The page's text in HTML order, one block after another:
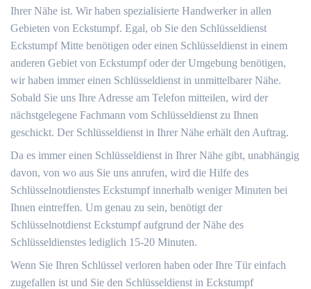
Ihrer Nähe ist. Wir haben spezialisierte Handwerker in allen
Gebieten von Eckstumpf. Egal, ob Sie den Schlüsseldienst
Eckstumpf Mitte benötigen oder einen Schlüsseldienst in einem
anderen Gebiet von Eckstumpf oder der Umgebung benötigen,
wir haben immer einen Schlüsseldienst in unmittelbarer Nähe.
Sobald Sie uns Ihre Adresse am Telefon mitteilen, wird der
nächstgelegene Fachmann vom Schlüsseldienst zu Ihnen
geschickt. Der Schlüsseldienst in Ihrer Nähe erhält den Auftrag.
Da es immer einen Schlüsseldienst in Ihrer Nähe gibt, unabhängig
davon, von wo aus Sie uns anrufen, wird die Hilfe des
Schlüsselnotdienstes Eckstumpf innerhalb weniger Minuten bei
Ihnen eintreffen. Um genau zu sein, benötigt der
Schlüsselnotdienst Eckstumpf aufgrund der Nähe des
Schlüsseldienstes lediglich 15-20 Minuten.
Wenn Sie Ihren Schlüssel verloren haben oder Ihre Tür einfach
zugefallen ist und Sie den Schlüsseldienst in Eckstumpf